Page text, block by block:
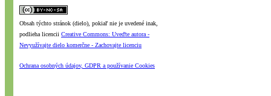
Obsah týchto stránok (dielo), pokiaľ nie je uvedené inak,
podlieha licencii Creative Commons: Uveďte autora -
Nevyužívajte dielo komerčne - Zachovajte licenciu
Ochrana osobných údajov, GDPR a používanie Cookies